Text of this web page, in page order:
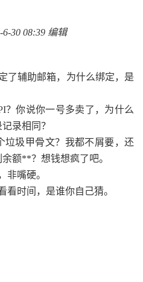
30 08:39 编辑
了辅助邮箱，为什么绑定，是
？你说你一号多卖了，为什么
录相同？
圾甲骨文？我都不屑要，还
额**？想钱想疯了吧。
非嘴硬。
看时间，是谁你自己猜。